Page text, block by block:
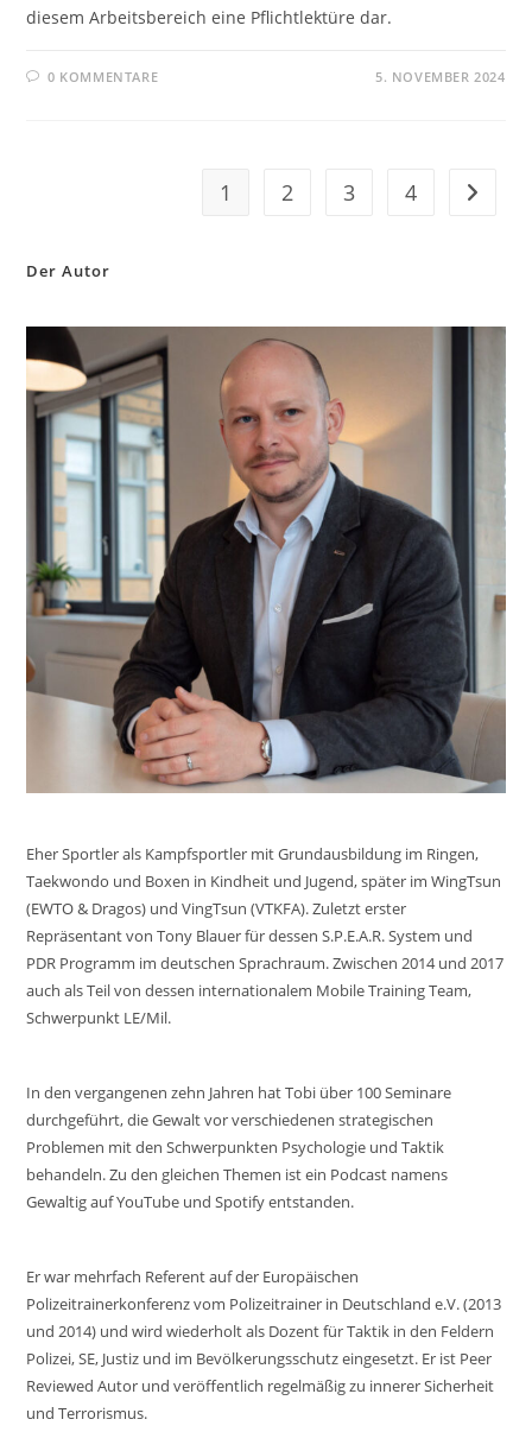
diesem Arbeitsbereich eine Pflichtlektüre dar.
0 KOMMENTARE 5. NOVEMBER 2024
1 2 3 4 Gehe
Der Autor
Eher Sportler als Kampfsportler mit Grundausbildung im Ringen,
Taekwondo und Boxen in Kindheit und Jugend, später im WingTsun
(EWTO & Dragos) und VingTsun (VTKFA). Zuletzt erster
Repräsentant von Tony Blauer für dessen S.P.E.A.R. System und
PDR Programm im deutschen Sprachraum. Zwischen 2014 und 2017
auch als Teil von dessen internationalem Mobile Training Team,
Schwerpunkt LE/Mil.
In den vergangenen zehn Jahren hat Tobi über 100 Seminare
durchgeführt, die Gewalt vor verschiedenen strategischen
Problemen mit den Schwerpunkten Psychologie und Taktik
behandeln. Zu den gleichen Themen ist ein Podcast namens
Gewaltig auf YouTube und Spotify entstanden.
Er war mehrfach Referent auf der Europäischen
Polizeitrainerkonferenz vom Polizeitrainer in Deutschland e.V. (2013
und 2014) und wird wiederholt als Dozent für Taktik in den Feldern
Polizei, SE, Justiz und im Bevölkerungsschutz eingesetzt. Er ist Peer
Reviewed Autor und veröffentlich regelmäßig zu innerer Sicherheit
und Terrorismus.